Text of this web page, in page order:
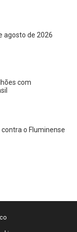
agosto de 2026
com
o Fluminense